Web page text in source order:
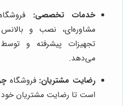
خدمات تخصصی:
مشاوره‌ای، نصب و بالانس
تجهیزات پیشرفته و
می‌دهد.
رضایت مشتریان: فروشگاه
است تا رضایت مشتریان